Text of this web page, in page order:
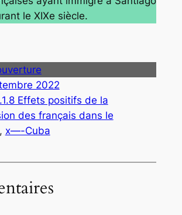
le XIXe siècle.
2022
Effets positifs de la
des français dans le
, x—-Cuba